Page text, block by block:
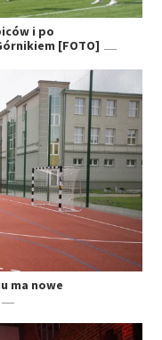
i po
[FOTO]
ma nowe